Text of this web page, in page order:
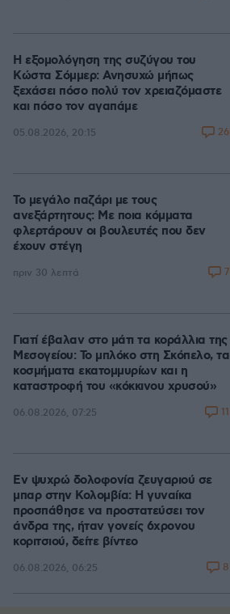
Η εξομολόγηση της συζύγου του
Κώστα Σόμμερ: Ανησυχώ μήπως
ξεχάσει πόσο πολύ τον χρειαζόμαστε
και πόσο τον αγαπάμε
05.08.2026, 20:15 26
Το μεγάλο παζάρι με τους
ανεξάρτητους: Με ποια κόμματα
φλερτάρουν οι βουλευτές που δεν
έχουν στέγη
πριν 30 λεπτά 7
Γιατί έβαλαν στο μάτι τα κοράλλια της
Μεσογείου: Το μπλόκο στη Σκόπελο, τα
κοσμήματα εκατομμυρίων και η
καταστροφή του «κόκκινου χρυσού»
06.08.2026, 07:25 11
Εν ψυχρώ δολοφονία ζευγαριού σε
μπαρ στην Κολομβία: Η γυναίκα
προσπάθησε να προστατεύσει τον
άνδρα της, ήταν γονείς 6χρονου
κοριτσιού, δείτε βίντεο
06.08.2026, 06:25 8